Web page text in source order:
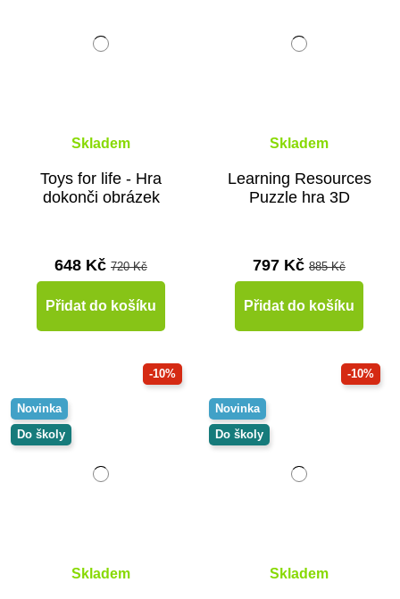
Skladem
Toys for life - Hra
dokonči obrázek
648 Kč 720 Kč
Přidat do košíku
Skladem
Learning Resources
Puzzle hra 3D
797 Kč 885 Kč
Přidat do košíku
-10%
Novinka
Do školy
Skladem
-10%
Novinka
Do školy
Skladem